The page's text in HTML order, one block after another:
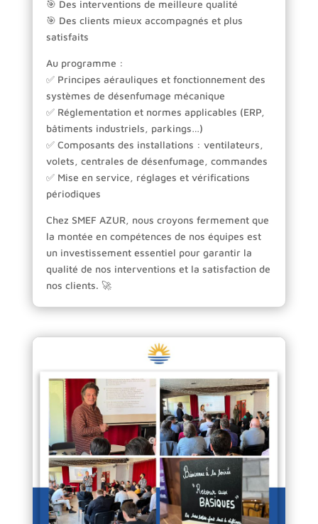
🎯 Des interventions de meilleure qualité
🎯 Des clients mieux accompagnés et plus
satisfaits
Au programme :
✅ Principes aérauliques et fonctionnement des
systèmes de désenfumage mécanique
✅ Réglementation et normes applicables (ERP,
bâtiments industriels, parkings…)
✅ Composants des installations : ventilateurs,
volets, centrales de désenfumage, commandes
✅ Mise en service, réglages et vérifications
périodiques
Chez SMEF AZUR, nous croyons fermement que
la montée en compétences de nos équipes est
un investissement essentiel pour garantir la
qualité de nos interventions et la satisfaction de
nos clients. 🚀